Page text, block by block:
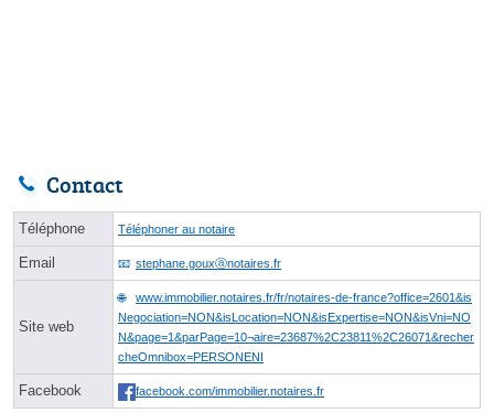
Contact
Téléphone Téléphoner au notaire
Email stephane.gouxⓐnotaires.fr
Site web
www.immobilier.notaires.fr/fr/notaires-de-france?office=2601&is
Negociation=NON&isLocation=NON&isExpertise=NON&isVni=NO
N&page=1&parPage=10¬aire=23687%2C23811%2C26071&recher
cheOmnibox=PERSONENI
Facebook facebook.com/immobilier.notaires.fr